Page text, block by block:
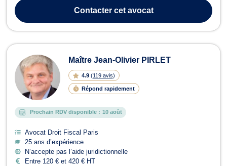
les institutions, les candidats et les particuliers confrontés à des
litiges i...
Contactercet avocat
Maître Jean-Olivier PIRLET
4.9 (119 avis)
Répond rapidement
Prochain RDV disponible : 10 août
Avocat Droit Fiscal Paris
25 ans d’expérience
N’accepte pas l’aide juridictionnelle
Entre 120 € et 420 € HT